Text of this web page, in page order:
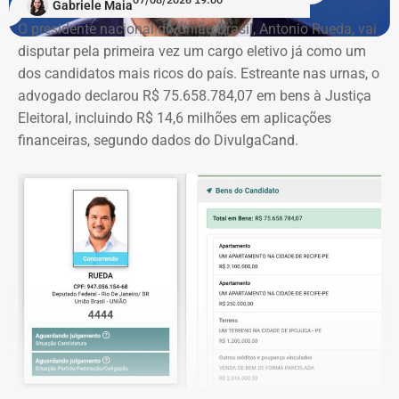
Deputado Fábio Silva em declaração de bens em 2026 — Foto:
Gabriele Maia
O presidente nacional do União Brasil, Antonio Rueda, vai
disputar pela primeira vez um cargo eletivo já como um
dos candidatos mais ricos do país. Estreante nas urnas, o
advogado declarou R$ 75.658.784,07 em bens à Justiça
Eleitoral, incluindo R$ 14,6 milhões em aplicações
financeiras, segundo dados do DivulgaCand.